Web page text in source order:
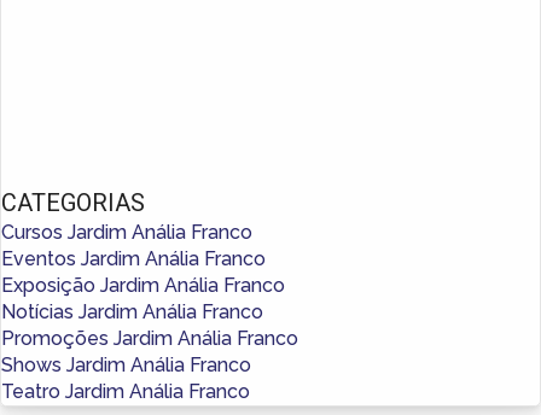
CATEGORIAS
Cursos Jardim Anália Franco
Eventos Jardim Anália Franco
Exposição Jardim Anália Franco
Notícias Jardim Anália Franco
Promoções Jardim Anália Franco
Shows Jardim Anália Franco
Teatro Jardim Anália Franco